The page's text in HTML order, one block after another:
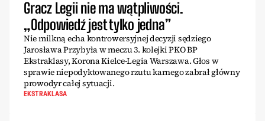
Gracz Legii nie ma wątpliwości.
„Odpowiedź jest tylko jedna”
Nie milkną echa kontrowersyjnej decyzji sędziego
Jarosława Przybyła w meczu 3. kolejki PKO BP
Ekstraklasy, Korona Kielce-Legia Warszawa. Głos w
sprawie niepodyktowanego rzutu karnego zabrał główny
prowodyr całej sytuacji.
EKSTRAKLASA